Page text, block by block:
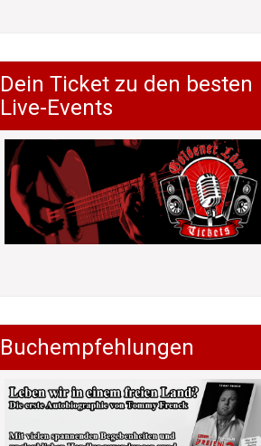
Dein Ticket zu den besten
Live-Events
Buchempfehlungen